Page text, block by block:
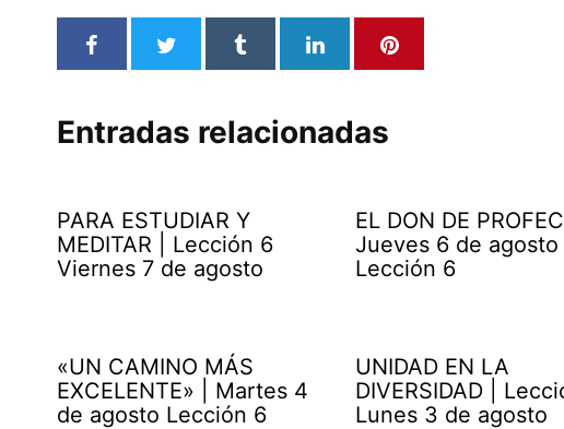
Entradas relacionadas
PARA ESTUDIAR Y
MEDITAR | Lección 6
Viernes 7 de agosto
EL DON DE
Jueves 6 de agosto
Lección 6
«UN CAMINO MÁS
EXCELENTE» | Martes 4
de agosto Lección 6
UNIDAD EN LA
DIVERSIDAD |
Lunes 3 de agosto